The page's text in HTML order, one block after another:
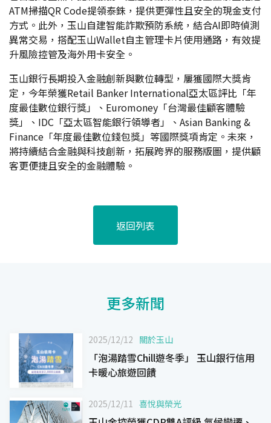
ATM掃描QR Code提領泰銖，提供更彈性且安全的現金支付
方式。此外，玉山自建智能詐欺預防系統，結合AI即時偵測
異常交易，搭配玉山Wallet自主管理卡片使用通路，有效提
升風險控管及海外用卡安全。
玉山銀行長期投入金融創新與數位轉型，屢獲國際大獎肯
定，今年榮獲Retail Banker International亞太區評比「年
度最佳數位銀行獎」、Euromoney「台灣最佳顧客體驗
獎」、IDC「亞太區智能銀行領導者」、Asian Banking &
Finance「年度最佳數位錢包獎」等國際獎項肯定。未來，
將持續結合金融與科技創新，拓展跨界的服務版圖，提供顧
客更便捷且安全的金融體驗。
返回列表
更多新聞
2025/12/12 關於玉山
「泡湯踏雪Chill遊冬季」 玉山銀行信用
卡暖心旅遊回饋
2025/12/11 喜悅與榮光